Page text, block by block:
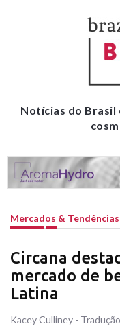
Notícias do Brasil
Mercados & Tendências
Circana
mercado de
Latina
Kacey Culliney -